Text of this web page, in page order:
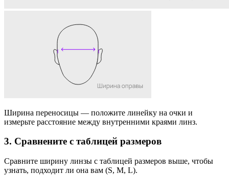
Ширина переносицы — положите линейку на очки и
измерьте расстояние между внутренними краями линз.
3. Сравнените с таблицей размеров
Сравните ширину линзы с таблицей размеров выше, чтобы
узнать, подходит ли она вам (S, M, L).